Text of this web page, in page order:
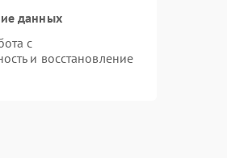
данных
с
и восстановление